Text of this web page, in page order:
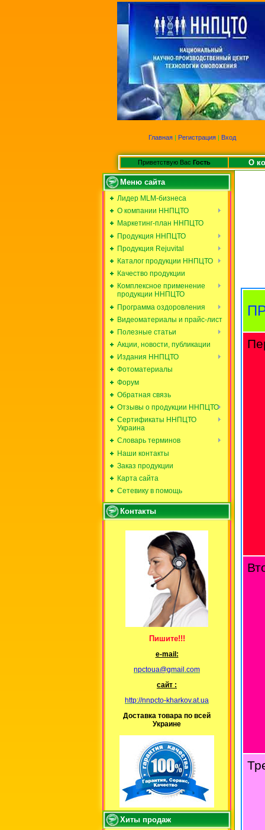
Главная | Регистрация | Вход
Приветствую Вас Гость О
Меню сайта
Лидер MLM-бизнеса
О компании ННПЦТО
Маркетинг-план ННПЦТО
Продукция ННПЦТО
Продукция Rejuvital
Каталог продукции ННПЦТО
Качество продукции
Комплексное применение
продукции ННПЦТО
Программа оздоровления
Видеоматериалы и прайс-лист
Полезные статьи
Акции, новости, публикации
Издания ННПЦТО
Фотоматериалы
Форум
Обратная связь
Отзывы о продукции ННПЦТО
Сертификаты ННПЦТО
Украина
Словарь терминов
Наши контакты
Заказ продукции
Карта сайта
Сетевику в помощь
Контакты
Пишите!!!
е-mail:
npctoua@gmail.com
сайт :
http://nnpcto-kharkov.at.ua
Доставка товара по всей
Украине
Хиты продаж